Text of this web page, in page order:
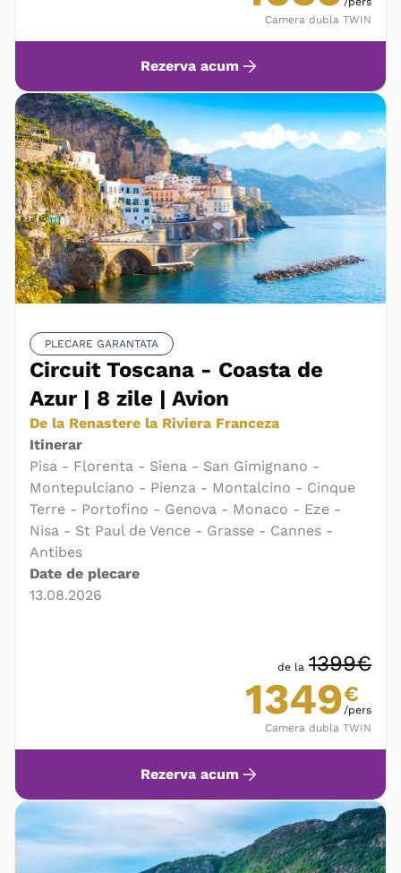
Camera dubla TWIN
Rezerva acum
PLECARE GARANTATA
Circuit Toscana - Coasta de
Azur | 8 zile | Avion
De la Renastere la Riviera Franceza
Itinerar
Pisa - Florenta - Siena - San Gimignano -
Montepulciano - Pienza - Montalcino - Cinque
Terre - Portofino - Genova - Monaco - Eze -
Nisa - St Paul de Vence - Grasse - Cannes -
Antibes
Date de plecare
13.08.2026
de la 1399€
1349€
/pers
Camera dubla TWIN
Rezerva acum